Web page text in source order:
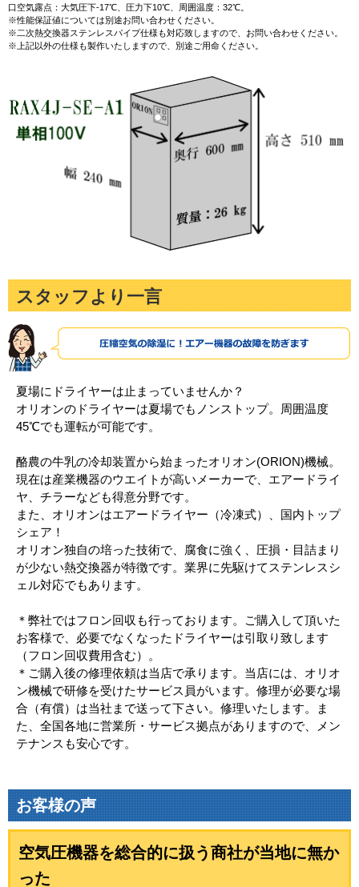
口空気露点：大気圧下-17℃、圧力下10℃、周囲温度：32℃。
※性能保証値については別途お問い合わせください。
※二次熱交換器ステンレスパイプ仕様も対応致しますので、お問い合わせください。
※上記以外の仕様も製作いたしますので、別途ご用命ください。
スタッフより一言
夏場にドライヤーは止まっていませんか？
オリオンのドライヤーは夏場でもノンストップ。周囲温度
45℃でも運転が可能です。
酪農の牛乳の冷却装置から始まったオリオン(ORION)機械。
現在は産業機器のウエイトが高いメーカーで、エアードライ
ヤ、チラーなども得意分野です。
また、オリオンはエアードライヤー（冷凍式）、国内トップ
シェア！
オリオン独自の培った技術で、腐食に強く、圧損・目詰まり
が少ない熱交換器が特徴です。業界に先駆けてステンレスシ
ェル対応でもあります。
＊弊社ではフロン回収も行っております。ご購入して頂いた
お客様で、必要でなくなったドライヤーは引取り致します
（フロン回収費用含む）。
＊ご購入後の修理依頼は当店で承ります。当店には、オリオ
ン機械で研修を受けたサービス員がいます。修理が必要な場
合（有償）は当社まで送って下さい。修理いたします。ま
た、全国各地に営業所・サービス拠点がありますので、メン
テナンスも安心です。
お客様の声
空気圧機器を総合的に扱う商社が当地に無か
った